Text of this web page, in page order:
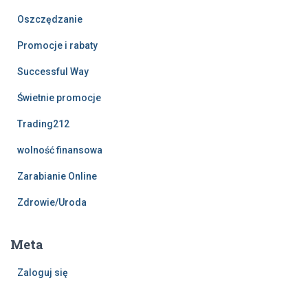
Oszczędzanie
Promocje i rabaty
Successful Way
Świetnie promocje
Trading212
wolność finansowa
Zarabianie Online
Zdrowie/Uroda
Meta
Zaloguj się